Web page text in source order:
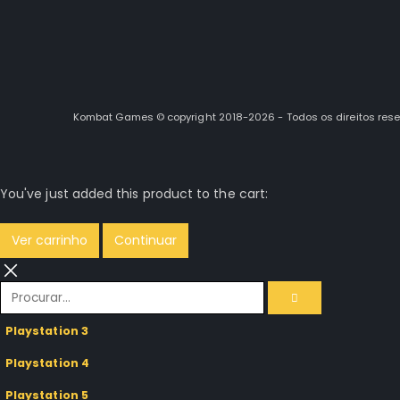
Kombat Games © copyright 2018-2026 - Todos os direitos
You've just added this product to the cart:
Ver carrinho Continuar
Playstation 3
Playstation 4
Playstation 5